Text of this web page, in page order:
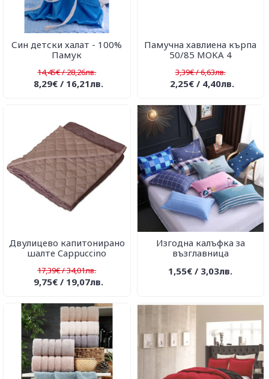
Син детски халат - 100%
Памук
14,45€ / 28,26лв.
8,29€ / 16,21лв.
Памучна хавлиена кърпа
50/85 MOKA 4
3,39€ / 6,63лв.
2,25€ / 4,40лв.
Двулицево капитонирано
шалте Cappuccino
17,39€ / 34,01лв.
9,75€ / 19,07лв.
Изгодна калъфка за
възглавница
1,55€ / 3,03лв.